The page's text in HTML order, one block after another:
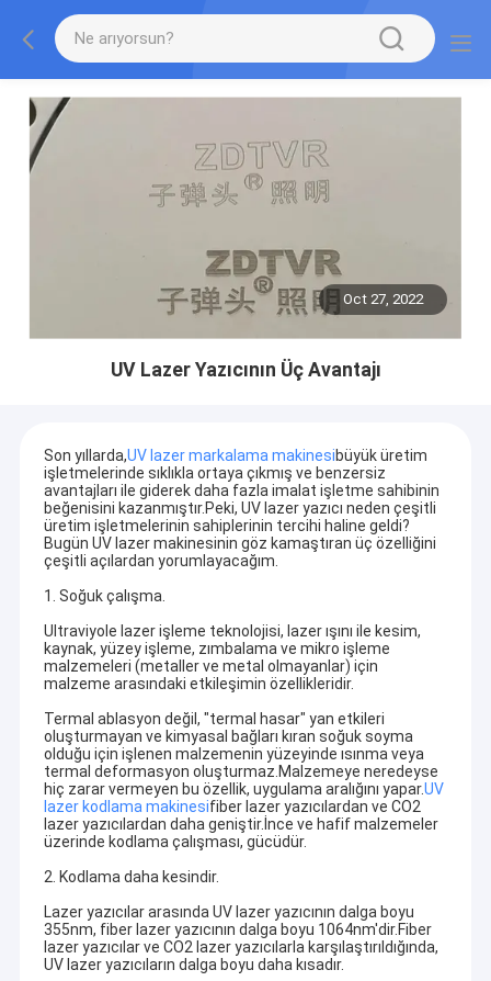
Oct 27, 2022
UV Lazer Yazıcının Üç Avantajı
Son yıllarda,UV lazer markalama makinesibüyük üretim
işletmelerinde sıklıkla ortaya çıkmış ve benzersiz
avantajları ile giderek daha fazla imalat işletme sahibinin
beğenisini kazanmıştır.Peki, UV lazer yazıcı neden çeşitli
üretim işletmelerinin sahiplerinin tercihi haline geldi?
Bugün UV lazer makinesinin göz kamaştıran üç özelliğini
çeşitli açılardan yorumlayacağım.
1. Soğuk çalışma.
Ultraviyole lazer işleme teknolojisi, lazer ışını ile kesim,
kaynak, yüzey işleme, zımbalama ve mikro işleme
malzemeleri (metaller ve metal olmayanlar) için
malzeme arasındaki etkileşimin özellikleridir.
Termal ablasyon değil, "termal hasar" yan etkileri
oluşturmayan ve kimyasal bağları kıran soğuk soyma
olduğu için işlenen malzemenin yüzeyinde ısınma veya
termal deformasyon oluşturmaz.Malzemeye neredeyse
hiç zarar vermeyen bu özellik, uygulama aralığını yapar.UV
lazer kodlama makinesifiber lazer yazıcılardan ve CO2
lazer yazıcılardan daha geniştir.İnce ve hafif malzemeler
üzerinde kodlama çalışması, gücüdür.
2. Kodlama daha kesindir.
Lazer yazıcılar arasında UV lazer yazıcının dalga boyu
355nm, fiber lazer yazıcının dalga boyu 1064nm'dir.Fiber
lazer yazıcılar ve CO2 lazer yazıcılarla karşılaştırıldığında,
UV lazer yazıcıların dalga boyu daha kısadır.